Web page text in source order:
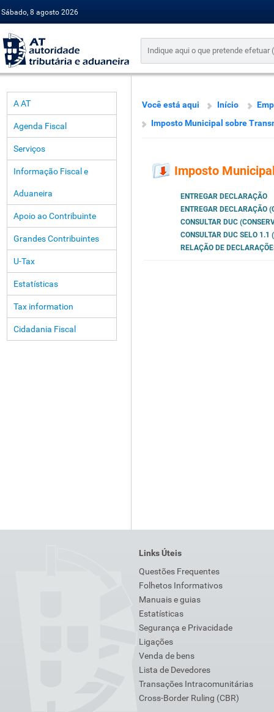
Sábado, 8 agosto 2026
A AT
Agenda Fiscal
Serviços
Informação Fiscal e
Aduaneira
Apoio ao Contribuinte
Grandes Contribuintes
U-Tax
Estatísticas
Tax information
Cidadania Fiscal
Você está aqui Início
Imposto Municipal sobre
Imposto
ENTREGAR DECLARAÇÃO
ENTREGAR DECLARAÇÃO
CONSULTAR DUC
CONSULTAR DUC SELO 1.1
RELAÇÃO DE
Links Úteis
Questões Frequentes
Folhetos Informativos
Manuais e guias
Estatísticas
Segurança e Privacidade
Ligações
Venda de bens
Lista de Devedores
Transações Intracomunitárias
Cross-Border Ruling (CBR)